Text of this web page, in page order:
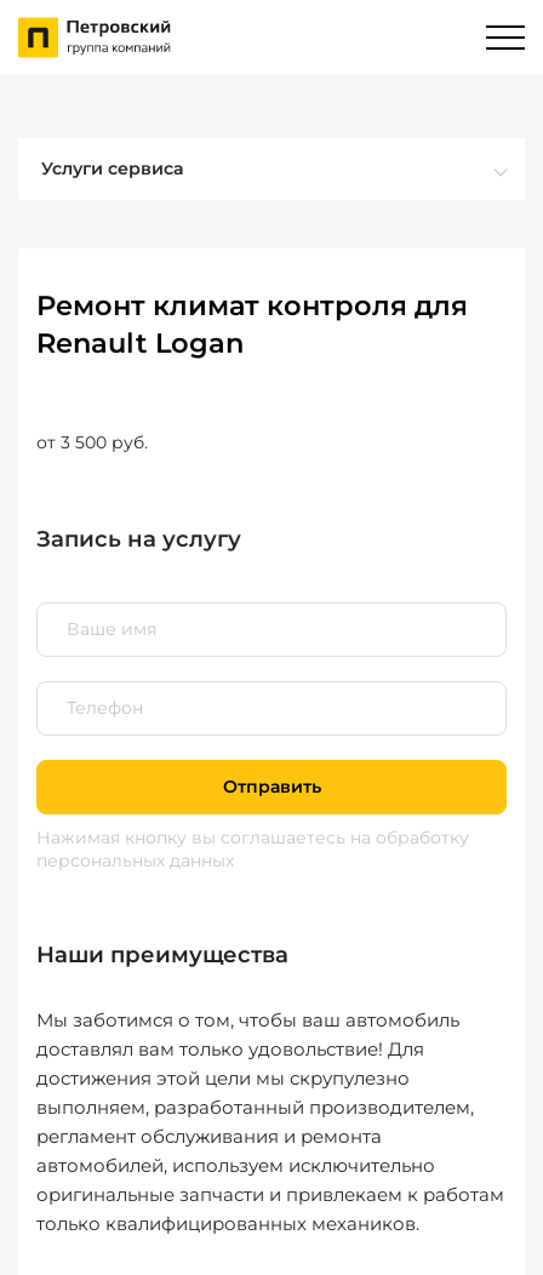
Услуги сервиса
Ремонт климат контроля для
Renault Logan
от 3 500 руб.
Запись на услугу
Отправить
Нажимая кнопку вы соглашаетесь на обработку
персональных данных
Наши преимущества
Мы заботимся о том, чтобы ваш автомобиль
доставлял вам только удовольствие! Для
достижения этой цели мы скрупулезно
выполняем, разработанный производителем,
регламент обслуживания и ремонта
автомобилей, используем исключительно
оригинальные запчасти и привлекаем к работам
только квалифицированных механиков.